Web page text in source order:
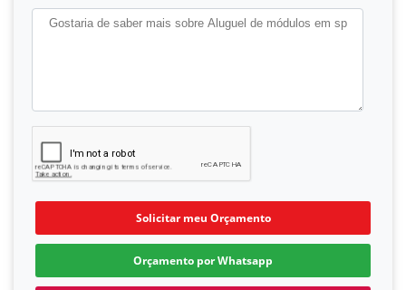
Solicitar meu Orçamento
Orçamento por Whatsapp